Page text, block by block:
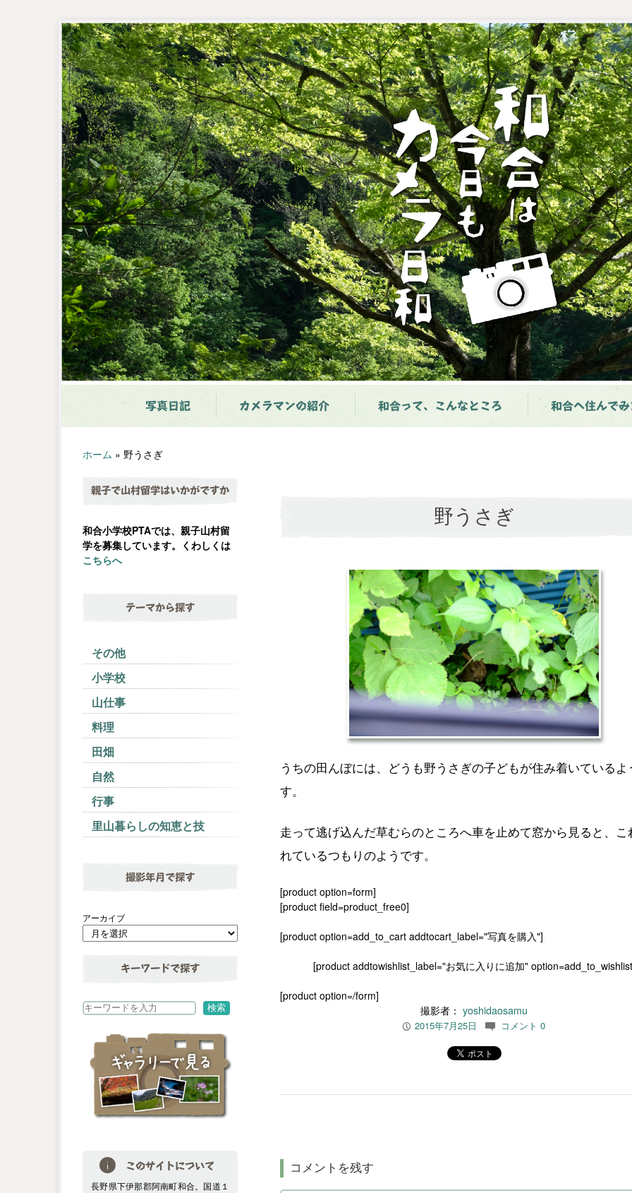
写真日記 カメラマンの紹介 和合って、こんなところ 和合へ住んで
ホーム » 野うさぎ
野うさぎ
うちの田んぼには、どうも野うさぎの子どもが住み着いているよ
す。
走って逃げ込んだ草むらのところへ車を止めて窓から見ると、こ
れているつもりのようです。
[product option=form]
[product field=product_free0]
[product option=add_to_cart addtocart_label="写真を購入"]
[product addtowishlist_label="お気に入りに追加"
[product option=/form]
撮影者： yoshidaosamu
P 2015年7月25日 c コメント 0
コメントを残す
親子で山村留学はいかがですか
和合小学校PTAでは、親子山村留
学を募集しています。くわしくは
こちらへ
テーマから探す
その他
小学校
山仕事
料理
田畑
自然
行事
里山暮らしの知恵と技
撮影年月で探す
アーカイブ
キーワードで探す
検
検索
このサイトについて
長野県下伊那郡阿南町和合。国道１